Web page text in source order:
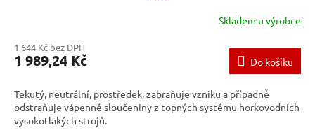
Skladem u výrobce
1 644 Kč bez DPH
1 989,24 Kč Do košíku
Tekutý, neutrální, prostředek, zabraňuje vzniku a případně
odstraňuje vápenné sloučeniny z topných systému horkovodních
vysokotlakých strojů.